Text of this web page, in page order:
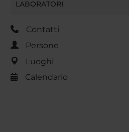
LABORATORI
Contatti
Persone
Luoghi
Calendario